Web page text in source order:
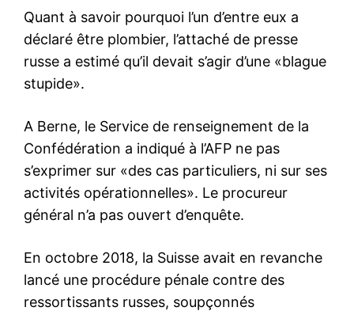
Quant à savoir pourquoi l’un d’entre eux a
déclaré être plombier, l’attaché de presse
russe a estimé qu’il devait s’agir d’une «blague
stupide».
A Berne, le Service de renseignement de la
Confédération a indiqué à l’AFP ne pas
s’exprimer sur «des cas particuliers, ni sur ses
activités opérationnelles». Le procureur
général n’a pas ouvert d’enquête.
En octobre 2018, la Suisse avait en revanche
lancé une procédure pénale contre des
ressortissants russes, soupçonnés